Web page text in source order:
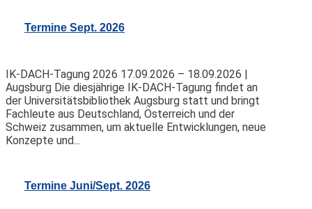
Termine Sept. 2026
IK-DACH-Tagung 2026 17.09.2026 – 18.09.2026 |
Augsburg Die diesjährige IK-DACH-Tagung findet an
der Universitätsbibliothek Augsburg statt und bringt
Fachleute aus Deutschland, Österreich und der
Schweiz zusammen, um aktuelle Entwicklungen, neue
Konzepte und...
Termine Juni/Sept. 2026